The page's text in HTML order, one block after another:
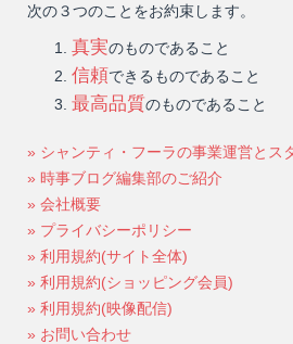
次の３つのことをお約束します。
真実のものであること
信頼できるものであること
最高品質のものであること
» シャンティ・フーラの事業運営とス
» 時事ブログ編集部のご紹介
» 会社概要
» プライバシーポリシー
» 利用規約(サイト全体)
» 利用規約(ショッピング会員)
» 利用規約(映像配信)
» お問い合わせ